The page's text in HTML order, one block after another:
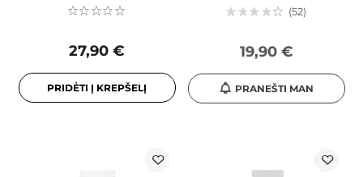
27,90 €
PRIDĖTI Į KREPŠELĮ
52
19,90 €
PRANEŠTI MAN